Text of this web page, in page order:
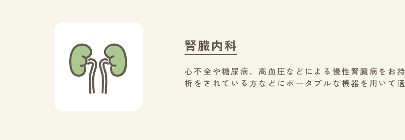
腎臓内科
心不全や糖尿病、高血圧などによる慢性腎臓病をお
析をされている方などにポータブルな機器を用いて